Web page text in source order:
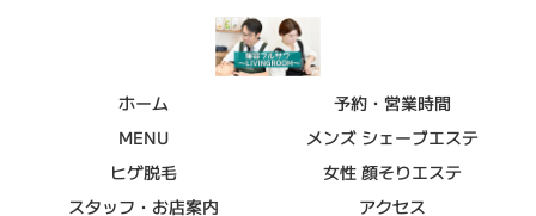
ホーム
予約・営業時間
MENU
メンズ シェーブエステ
ヒゲ脱毛
女性 顔そりエステ
スタッフ・お店案内
アクセス